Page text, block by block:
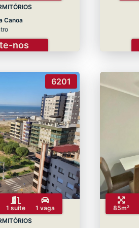
Canoa
nos
6201
1 suíte
1 vaga
85m²